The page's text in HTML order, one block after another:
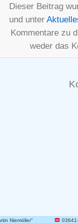
Dieser Beitrag
und unter
Kommentare zu
weder das
Niemöller"